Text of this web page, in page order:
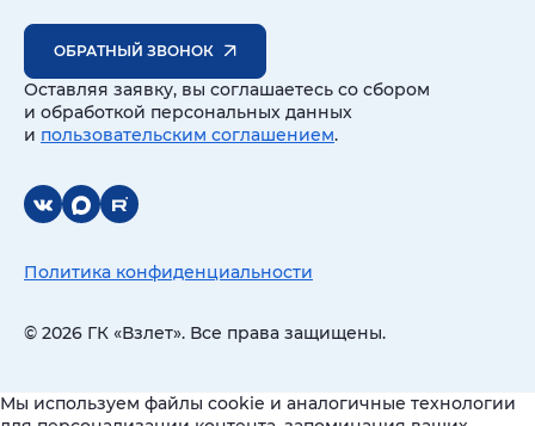
ОБРАТНЫЙ ЗВОНОК
Оставляя заявку, вы соглашаетесь со сбором
и обработкой персональных данных
и пользовательским соглашением.
© 2026 ГК «Взлет». Все права защищены.
Политика конфиденциальности
Мы используем файлы cookie и аналогичные технологии